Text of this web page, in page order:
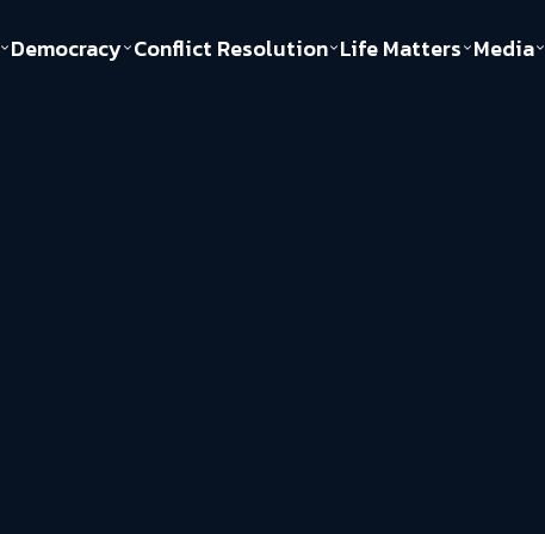
Democracy Conflict Resolution Life Matters Media